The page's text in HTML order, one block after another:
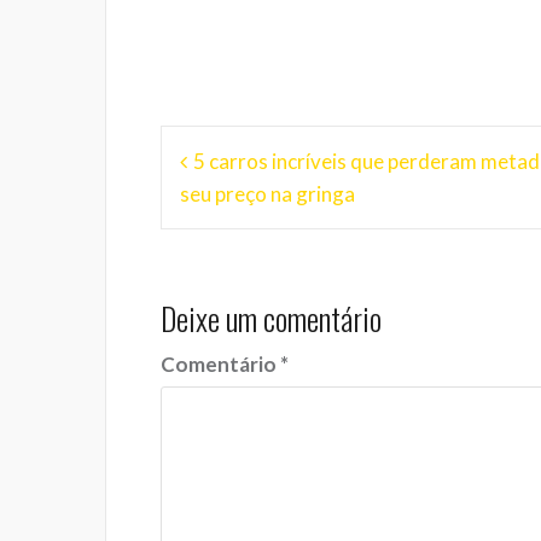
Navegação
de5 carros incríveis que perderam
seu preço na gringa
Deixe um comentário
Comentário *